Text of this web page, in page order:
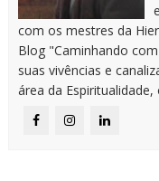
com os mestres da
Blog "Caminhando
suas vivências e
área da